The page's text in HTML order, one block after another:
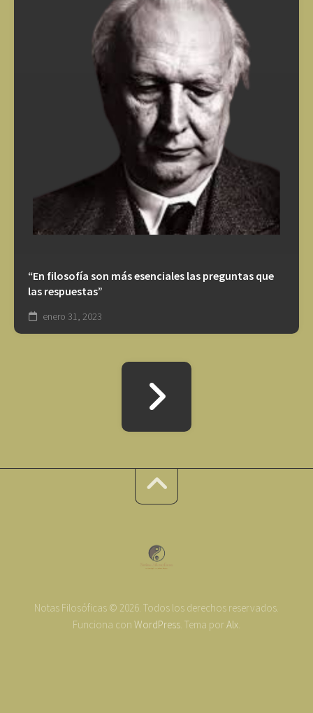
“En filosofía son más esenciales las preguntas que
las respuestas”
enero 31, 2023
Notas Filosóficas © 2026. Todos los derechos reservados.
Funciona con WordPress. Tema porAlx.